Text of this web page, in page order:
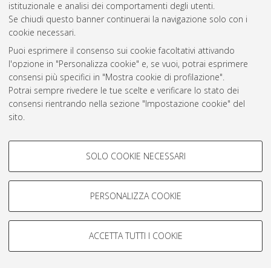
istituzionale e analisi dei comportamenti degli utenti.
Se chiudi questo banner continuerai la navigazione solo con i
cookie necessari.
Puoi esprimere il consenso sui cookie facoltativi attivando
l'opzione in "Personalizza cookie" e, se vuoi, potrai esprimere
consensi più specifici in "Mostra cookie di profilazione".
Potrai sempre rivedere le tue scelte e verificare lo stato dei
consensi rientrando nella sezione "Impostazione cookie" del
sito.
COOKIE DI PROFILAZIONE -
Si tratta di cookie utilizzati per analizzare le caratteristiche della
navigazione degli utenti, creare profili in base al loro comportamento
Mostra cookie di profilazione
COOKIE TECNICI - NECESSARI
SOLO COOKIE NECESSARI
PERSONALIZZA COOKIE
ACCETTA TUTTI I COOKIE
Rss 1.0
Rss 2.0
AMS Laurea
Servizio implementato e gestito da AlmaDL
Impostazioni Cookie
© ALMA MATER STUDIORUM - Università di Bologna, 2007-2026.